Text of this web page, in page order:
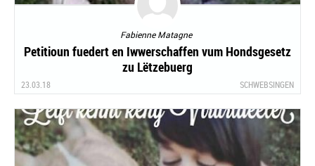
Fabienne Matagne
Petitioun fuedert en Iwwerschaffen vum Hondsgesetz
zu Lëtzebuerg
23.03.18 SCHWEBSINGEN